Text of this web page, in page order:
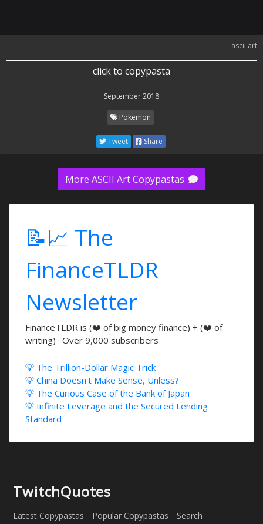
ascii art
click to copypasta
September 2018
Pokemon
Tweet Share
More ASCII Art Copypastas
📝📈 The
FinanceTLDR
Newsletter
FinanceTLDR is (❤️ of big money finance) + (❤️ of
writing) · Over 9,000 subscribers
💡 The Trillion-Dollar Magic Trick
💡 China Doesn't Make Sense, Unless?
💡 The Curious Case of the Bank of Japan
💡 Infinite Leverage and the Secured Lending
Standard
TwitchQuotes
Latest Copypastas Popular Copypastas Search